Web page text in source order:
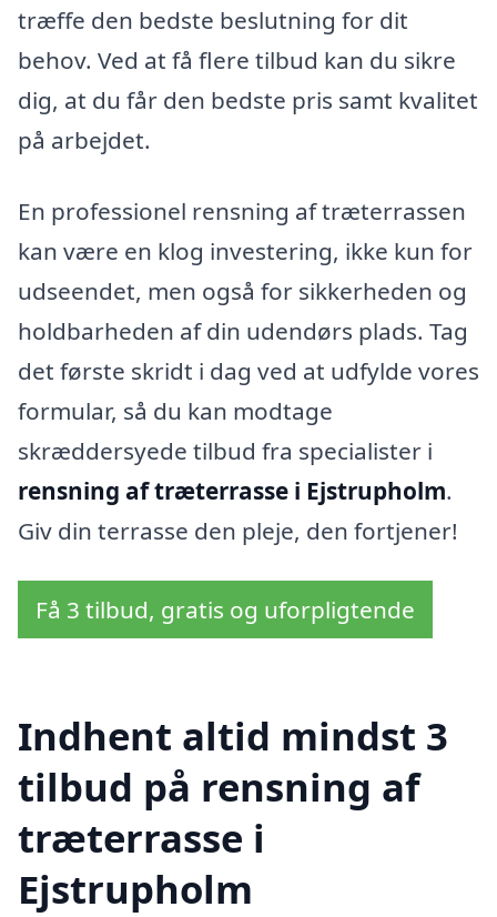
træffe den bedste beslutning for dit
behov. Ved at få flere tilbud kan du sikre
dig, at du får den bedste pris samt kvalitet
på arbejdet.
En professionel rensning af træterrassen
kan være en klog investering, ikke kun for
udseendet, men også for sikkerheden og
holdbarheden af din udendørs plads. Tag
det første skridt i dag ved at udfylde vores
formular, så du kan modtage
skræddersyede tilbud fra specialister i
rensning af træterrasse i Ejstrupholm.
Giv din terrasse den pleje, den fortjener!
Få 3 tilbud, gratis og uforpligtende
Indhent altid mindst 3
tilbud på rensning af
træterrasse i
Ejstrupholm